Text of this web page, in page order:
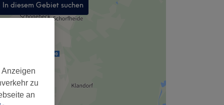
In diesem Gebiet suchen
,
zu
an